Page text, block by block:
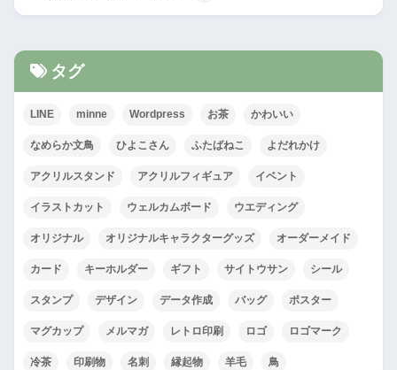
タグ
LINE minne Wordpress お茶 かわいい
なめらか文鳥 ひよこさん ふたばねこ よだれかけ
アクリルスタンド アクリルフィギュア イベント
イラストカット ウェルカムボード ウエディング
オリジナル オリジナルキャラクターグッズ オーダーメイド
カード キーホルダー ギフト サイトウサン シール
スタンプ デザイン データ作成 バッグ ポスター
マグカップ メルマガ レトロ印刷 ロゴ ロゴマーク
冷茶 印刷物 名刺 縁起物 羊毛 鳥